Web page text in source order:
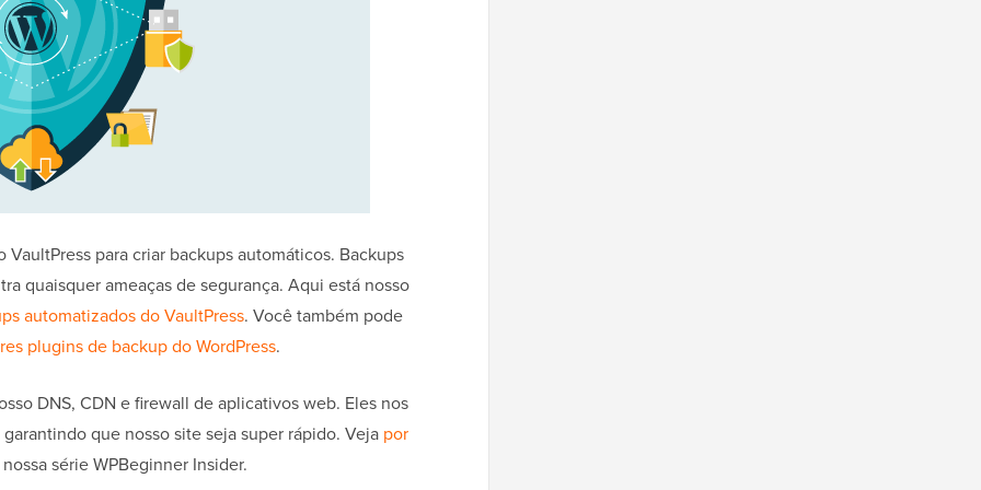
VaultPress para criar backups automáticos. Backups
quaisquer ameaças de segurança. Aqui está nosso
automatizados do VaultPress. Você também pode
plugins de backup do WordPress.
DNS, CDN e firewall de aplicativos web. Eles nos
que nosso site seja super rápido. Veja por
série WPBeginner Insider.